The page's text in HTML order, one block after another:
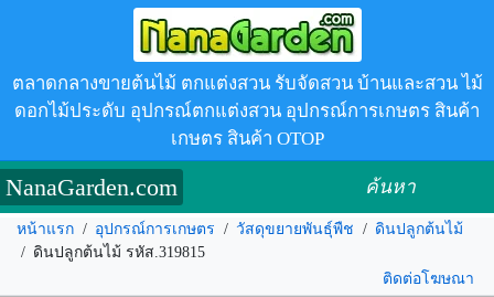
ตลาดกลางขายต้นไม้ ตกแต่งสวน รับจัดสวน บ้านและสวน ไม้
ดอกไม้ประดับ อุปกรณ์ตกแต่งสวน อุปกรณ์การเกษตร สินค้า
เกษตร สินค้า OTOP
NanaGarden.com ค้นหา
หน้าแรก / อุปกรณ์การเกษตร / วัสดุขยายพันธุ์พืช / ดินปลูกต้นไม้
/ ดินปลูกต้นไม้ รหัส.319815
ติดต่อโฆษณา